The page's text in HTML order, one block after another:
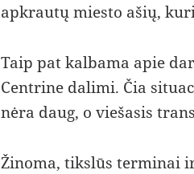
apkrautų miesto ašių,
Taip pat kalbama apie
Centrine dalimi. Čia
nėra daug, o viešasis
Žinoma, tikslūs terminai